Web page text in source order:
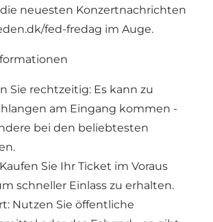
neuesten Konzertnachrichten
fed-fredag im Auge.
Sie rechtzeitig: Es kann zu
am Eingang kommen -
bei den beliebtesten
Sie Ihr Ticket im Voraus
schneller Einlass zu erhalten.
Nutzen Sie öffentliche